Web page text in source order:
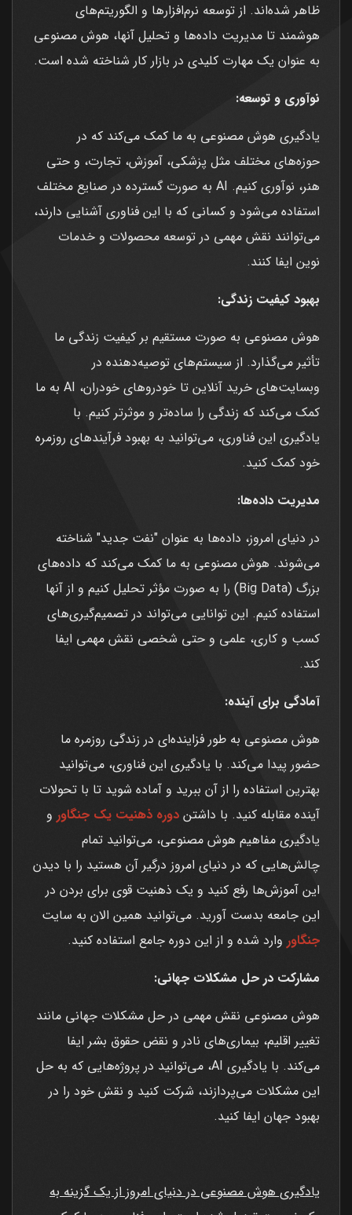
ظاهر شده‌اند. از توسعه نرم‌افزارها و الگوریتم‌های
هوشمند تا مدیریت داده‌ها و تحلیل آنها، هوش مصنوعی
به عنوان یک مهارت کلیدی در بازار کار شناخته شده است.
نوآوری و توسعه:
یادگیری هوش مصنوعی به ما کمک می‌کند که در
حوزه‌های مختلف مثل پزشکی، آموزش، تجارت، و حتی
هنر، نوآوری کنیم. AI به صورت گسترده در صنایع مختلف
استفاده می‌شود و کسانی که با این فناوری آشنایی دارند،
می‌توانند نقش مهمی در توسعه محصولات و خدمات
نوین ایفا کنند.
بهبود کیفیت زندگی:
هوش مصنوعی به صورت مستقیم بر کیفیت زندگی ما
تأثیر می‌گذارد. از سیستم‌های توصیه‌دهنده در
وبسایت‌های خرید آنلاین تا خودروهای خودران، AI به ما
کمک می‌کند که زندگی را ساده‌تر و موثرتر کنیم. با
یادگیری این فناوری، می‌توانید به بهبود فرآیندهای روزمره
خود کمک کنید.
مدیریت داده‌ها:
در دنیای امروز، داده‌ها به عنوان "نفت جدید" شناخته
می‌شوند. هوش مصنوعی به ما کمک می‌کند که داده‌های
بزرگ (Big Data) را به صورت مؤثر تحلیل کنیم و از آنها
استفاده کنیم. این توانایی می‌تواند در تصمیم‌گیری‌های
کسب و کاری، علمی و حتی شخصی نقش مهمی ایفا
کند.
آمادگی برای آینده:
هوش مصنوعی به طور فزاینده‌ای در زندگی روزمره ما
حضور پیدا می‌کند. با یادگیری این فناوری، می‌توانید
بهترین استفاده را از آن ببرید و آماده شوید تا با تحولات
آینده مقابله کنید. با داشتن دوره ذهنیت یک جنگاور و
یادگیری مفاهیم هوش مصنوعی، می‌توانید تمام
چالش‌هایی که در دنیای امروز درگیر آن هستید را با دیدن
این آموزش‌ها رفع کنید و یک ذهنیت قوی برای بردن در
این جامعه بدست آورید. می‌توانید همین الان به سایت
جنگاور وارد شده و از این دوره جامع استفاده کنید.
مشارکت در حل مشکلات جهانی:
هوش مصنوعی نقش مهمی در حل مشکلات جهانی مانند
تغییر اقلیم، بیماری‌های نادر و نقض حقوق بشر ایفا
می‌کند. با یادگیری AI، می‌توانید در پروژه‌هایی که به حل
این مشکلات می‌پردازند، شرکت کنید و نقش خود را در
بهبود جهان ایفا کنید.
یادگیری هوش مصنوعی در دنیای امروز از یک گزینه به